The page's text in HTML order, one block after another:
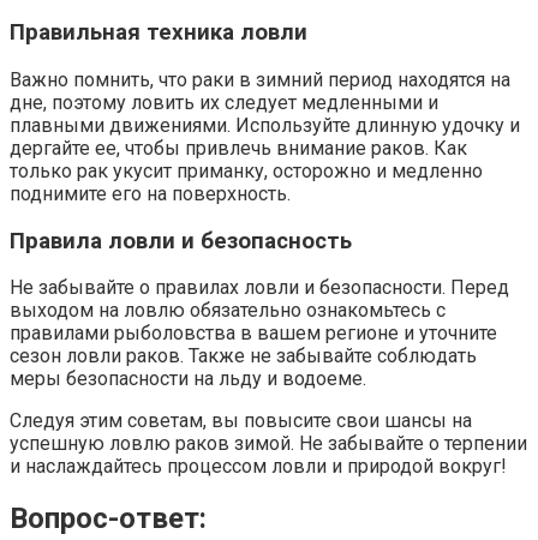
Правильная техника ловли
Важно помнить, что раки в зимний период находятся на
дне, поэтому ловить их следует медленными и
плавными движениями. Используйте длинную удочку и
дергайте ее, чтобы привлечь внимание раков. Как
только рак укусит приманку, осторожно и медленно
поднимите его на поверхность.
Правила ловли и безопасность
Не забывайте о правилах ловли и безопасности. Перед
выходом на ловлю обязательно ознакомьтесь с
правилами рыболовства в вашем регионе и уточните
сезон ловли раков. Также не забывайте соблюдать
меры безопасности на льду и водоеме.
Следуя этим советам, вы повысите свои шансы на
успешную ловлю раков зимой. Не забывайте о терпении
и наслаждайтесь процессом ловли и природой вокруг!
Вопрос-ответ: